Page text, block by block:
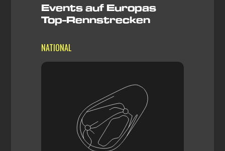
Events auf Europas
Top-Rennstrecken
NATIONAL